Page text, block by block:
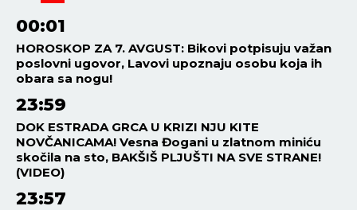
00:01
HOROSKOP ZA 7. AVGUST: Bikovi potpisuju važan
poslovni ugovor, Lavovi upoznaju osobu koja ih
obara sa nogu!
23:59
DOK ESTRADA GRCA U KRIZI NJU KITE
NOVČANICAMA! Vesna Đogani u zlatnom miniću
skočila na sto, BAKŠIŠ PLJUŠTI NA SVE STRANE!
(VIDEO)
23:57